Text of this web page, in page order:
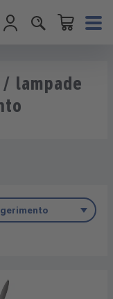
Il carrello
lampade